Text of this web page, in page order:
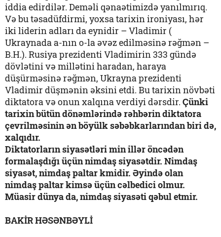
iddia edirdilər. Deməli qənaətimizdə yanılmırıq.
Və bu təsadüfdirmi, yoxsa tarixin ironiyası, hər
iki liderin adları da eynidir – Vladimir (
Ukraynada a-nın o-la əvəz edilməsinə rəğmən –
B.H.). Rusiya prezidenti Vladimirin 333 gündə
dövlətini və millətini haradan, haraya
düşürməsinə rəğmən, Ukrayna prezidenti
Vladimir düşmənin əksini etdi. Bu tarixin növbəti
diktatora və onun xalqına verdiyi dərsdir. Çünki
tarixin bütün dönəmlərində rəhbərin diktatora
çevrilməsinin ən böyülk səbəbkarlarından biri də,
xalqıdır.
Diktatorların siyasətləri min illər öncədən
formalaşdığı üçün nimdaş siyasətdir. Nimdaş
siyasət, nimdaş paltar kmidir. Əyində olan
nimdaş paltar kimsə üçün cəlbedici olmur.
Müasir dünya da, nimdaş siyasəti qəbul etmir.
BAKİR HƏSƏNBƏYLİ